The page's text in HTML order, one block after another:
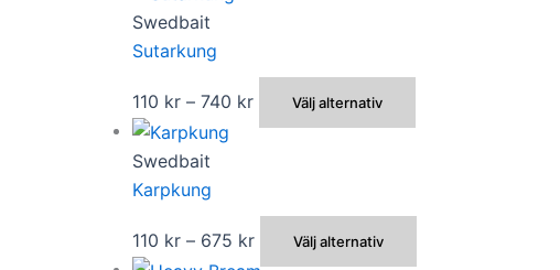
Swedbait
Sutarkung
110 kr – 740 krPrisintervall:
110 kr
Välj alternativ
här
flera
Swedbait
Karpkung
110 kr – 675 krPrisintervall:
Välj alternativ